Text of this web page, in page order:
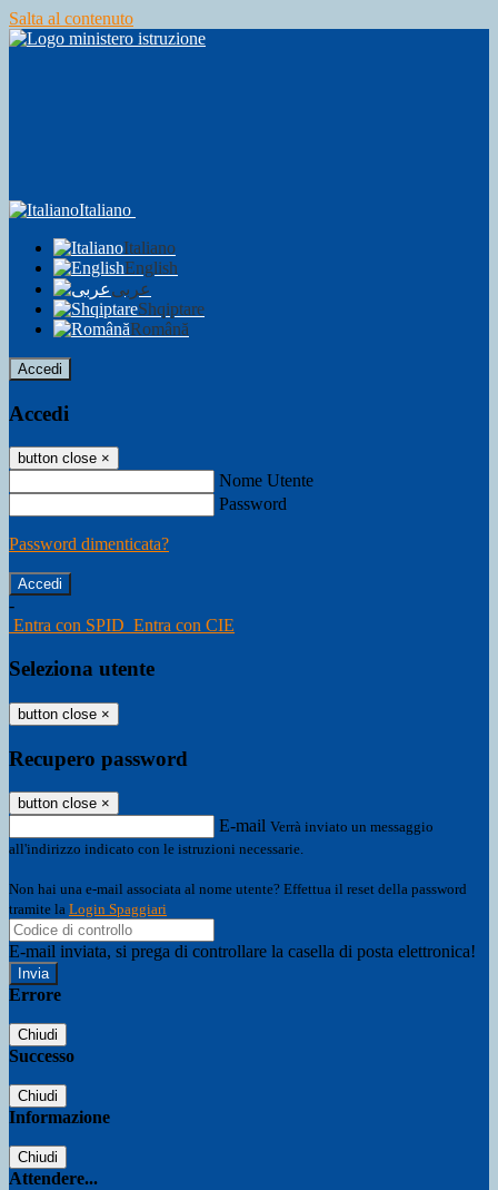
Salta al contenuto
Italiano
Italiano
English
عربى
Shqiptare
Română
Accedi
Accedi
button close ×
Nome Utente
Password
Password dimenticata?
-
Entra con SPID Entra con CIE
Seleziona utente
button close ×
Recupero password
button close ×
E-mail Verrà inviato un messaggio
all'indirizzo indicato con le istruzioni necessarie.
Non hai una e-mail associata al nome utente? Effettua il reset della password
tramite la Login Spaggiari
E-mail inviata, si prega di controllare la casella di posta elettronica!
Errore
Chiudi
Successo
Chiudi
Informazione
Chiudi
Attendere...